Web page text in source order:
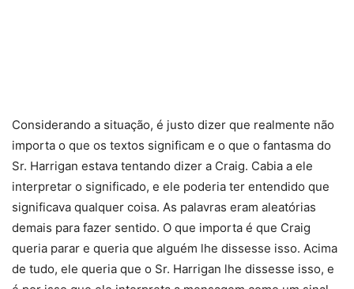
Considerando a situação, é justo dizer que realmente não
importa o que os textos significam e o que o fantasma do
Sr. Harrigan estava tentando dizer a Craig. Cabia a ele
interpretar o significado, e ele poderia ter entendido que
significava qualquer coisa. As palavras eram aleatórias
demais para fazer sentido. O que importa é que Craig
queria parar e queria que alguém lhe dissesse isso. Acima
de tudo, ele queria que o Sr. Harrigan lhe dissesse isso, e